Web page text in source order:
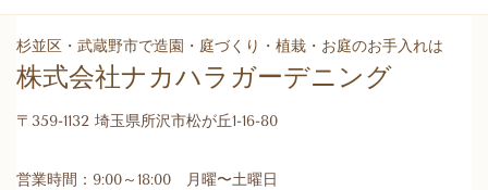
杉並区・武蔵野市で造園・庭づくり・植栽・お庭のお手入れは
株式会社ナカハラガーデニング
〒359-1132 埼玉県所沢市松が丘1-16-80
営業時間：9:00～18:00 月曜〜土曜日